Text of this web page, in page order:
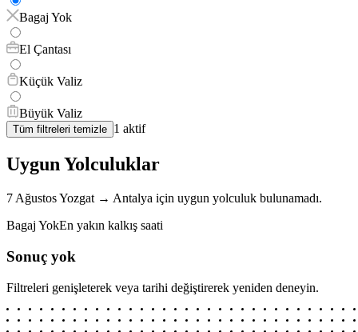
Bagaj Yok
El Çantası
Küçük Valiz
Büyük Valiz
Tüm filtreleri temizle 1 aktif
Uygun Yolculuklar
7 AğustosYozgat → Antalya için uygun yolculuk bulunamadı.
Bagaj YokEn yakın kalkış saati
Sonuç yok
Filtreleri genişleterek veya tarihi değiştirerek yeniden deneyin.